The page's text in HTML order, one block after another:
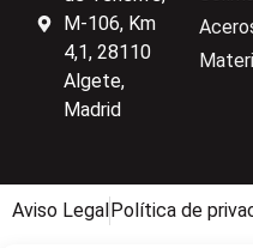
M-106, Km
4,1, 28110
Algete,
Madrid
Aviso Legal Política de